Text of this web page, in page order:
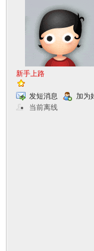
新手上路
发短消息
加为
当前离线